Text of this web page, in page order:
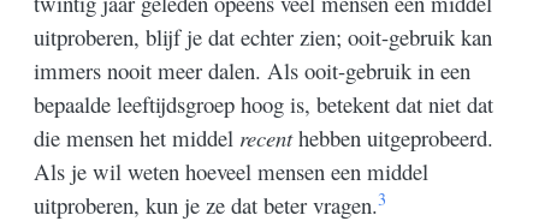
uitproberen, blijf je dat echter zien; ooit-gebruik kan
immers nooit meer dalen. Als ooit-gebruik in een
bepaalde leeftijdsgroep hoog is, betekent dat niet dat
die mensen het middel recenthebben uitgeprobeerd.
Als je wil weten hoeveel mensen een middel
uitproberen, kun je ze dat beter vragen.3